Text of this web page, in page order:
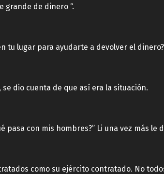
grande de dinero “.
tu lugar para ayudarte a devolver el
se dio cuenta de que así era la situación.
pasa con mis hombres?” Li una vez más le
como su ejército contratado. No